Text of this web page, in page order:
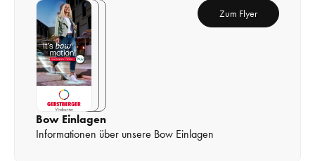
Zum Flyer
Bow Einlagen
Informationen über unsere Bow Einlagen